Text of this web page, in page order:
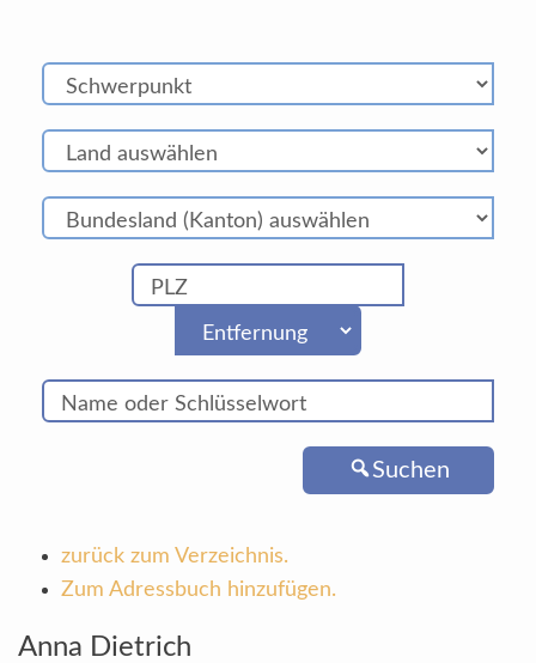
Suchen
zurück zum Verzeichnis.
Zum Adressbuch hinzufügen.
Anna Dietrich